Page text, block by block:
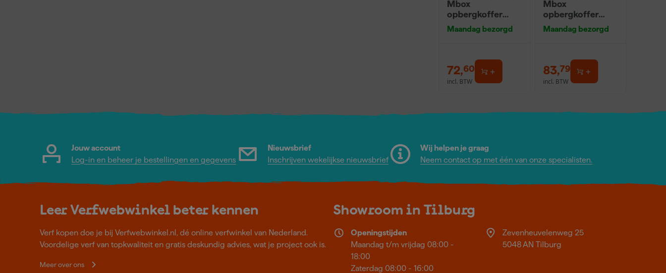
Mbox
opbergkoffer
nummer 3 -
215mm hoog
Maandag bezorgd
72,60
incl. BTW
Mbox
opbergkoffer
nummer 4 -
320mm hoog
Maandag bezorgd
83,79
incl. BTW
Jouw account
Log-in en beheer je bestellingen en gegevens
Nieuwsbrief
Inschrijven wekelijkse nieuwsbrief
Wij helpen je graag
Neem contact op met één van onze specialisten.
Leer Verfwebwinkel beter kennen
Verf kopen doe je bij Verfwebwinkel.nl, dé online verfwinkel van Nederland.
Voordelige verf van topkwaliteit en gratis deskundig advies, wat je project ook is.
Meer over ons
Showroom in Tilburg
Openingstijden
Maandag t/m vrijdag 08:00 -
18:00
Zaterdag 08:00 - 16:00
Zevenheuvelenweg 25
5048 AN Tilburg